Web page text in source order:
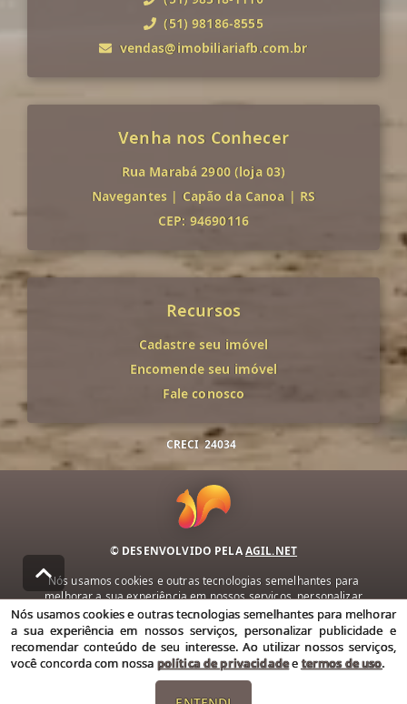
(51) 98186-8555
vendas@imobiliariafb.com.br
Venha nos Conhecer
Rua Marabá 2900 (loja 03)
Navegantes | Capão da Canoa | RS
CEP: 94690116
Recursos
Cadastre seu imóvel
Encomende seu imóvel
Fale conosco
CRECI 24034
© DESENVOLVIDO PELAAGIL.NET
Nós usamos cookies e outras tecnologias semelhantes para
melhorar a sua experiência em nossos serviços, personalizar
publicidade e recomendar conteúdo de seu interesse. Ao utilizar
nossos serviços, você concorda com nossa política de privacidade e
termos de uso.
Política de Privacidade Termos de uso
Nós usamos cookies e outras tecnologias semelhantes para melhorar
a sua experiência em nossos serviços, personalizar publicidade e
recomendar conteúdo de seu interesse. Ao utilizar nossos serviços,
você concorda com nossa política de privacidadeetermos de uso.